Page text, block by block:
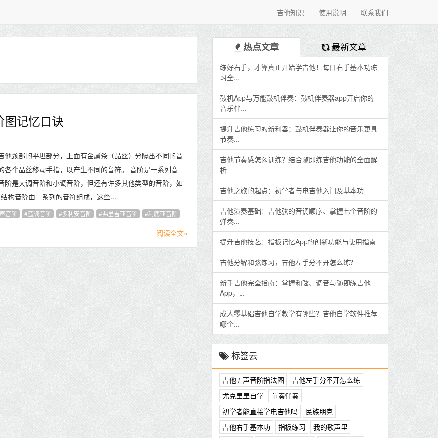
吉他知识 使用说明 联系我们
图记忆口诀
颈部的平坦部分，上面有金属条（品丝）分隔出不同的音
个品丝移动手指，以产生不同的音符。 音阶是一系列音
是大调音阶和小调音阶，但还有许多其他类型的音阶，如
构音阶由一系列的音符组成，这些...
音阶 蓝调音阶 多利安音阶 弗里吉亚音阶 利底亚音阶
阅读全文»
热点文章 最新文章
练好右手，才算真正开始学吉他！每日右手基本功练
习全...
鼓机App与万能鼓机伴奏：鼓机伴奏器app开启你的
音乐伴...
提升吉他练习的新利器：鼓机伴奏器让你的音乐更具
节奏...
吉他节奏感怎么训练？结合随即练吉他功能的全面解
析
吉他之旅的起点：初学者与电吉他入门及基本功
吉他演奏基础：吉他弦的音调顺序、掌握七个音阶的
弹奏...
提升吉他技艺：指板记忆App的创新功能与使用指南
吉他分解和弦练习，吉他左手分不开怎么练？
新手吉他完全指南：掌握和弦、调音与随即练吉他
App，...
成人零基础吉他自学教学有哪些？吉他自学软件推荐
哪个...
标签云
吉他五声音阶指法图
吉他左手分不开怎么练
尤克里里自学
节奏伴奏
初学者能直接学电吉他吗
民族朋克
吉他右手基本功
指板练习
我的歌声里